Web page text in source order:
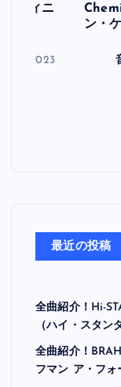
フィニ
30, 2023
ン・
最近の投稿
全曲紹介！Hi-
（ハイ・スタン
全曲紹介！
フマン ア・フォ